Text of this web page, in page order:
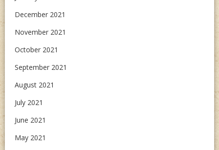
December 2021
November 2021
October 2021
September 2021
August 2021
July 2021
June 2021
May 2021